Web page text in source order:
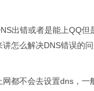
出错或者是能上QQ
怎么解决DNS错误的
网都不会去设置dns，